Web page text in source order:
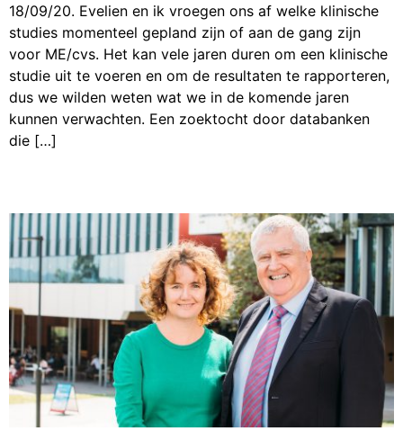
18/09/20. Evelien en ik vroegen ons af welke klinische
studies momenteel gepland zijn of aan de gang zijn
voor ME/cvs. Het kan vele jaren duren om een klinische
studie uit te voeren en om de resultaten te rapporteren,
dus we wilden weten wat we in de komende jaren
kunnen verwachten. Een zoektocht door databanken
die […]